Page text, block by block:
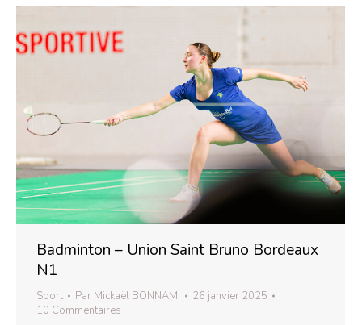
Badminton – Union Saint Bruno Bordeaux
N1
Sport Par Mickaël BONNAMI
26 janvier 2025
10 Commentaires